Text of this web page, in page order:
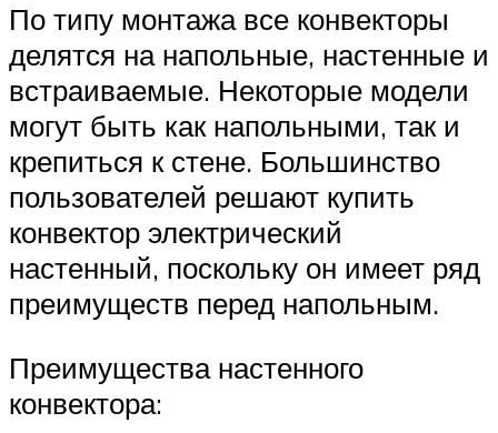
По типу монтажа все конвекторы
делятся на напольные, настенные и
встраиваемые. Некоторые модели
могут быть как напольными, так и
крепиться к стене. Большинство
пользователей решают купить
конвектор электрический
настенный, поскольку он имеет ряд
преимуществ перед напольным.
Преимущества настенного
конвектора: